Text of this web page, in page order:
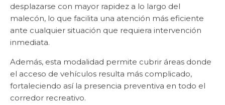
desplazarse con mayor rapidez a lo largo del
malecón, lo que facilita una atención más eficiente
ante cualquier situación que requiera intervención
inmediata.
Además, esta modalidad permite cubrir áreas donde
el acceso de vehículos resulta más complicado,
fortaleciendo así la presencia preventiva en todo el
corredor recreativo.